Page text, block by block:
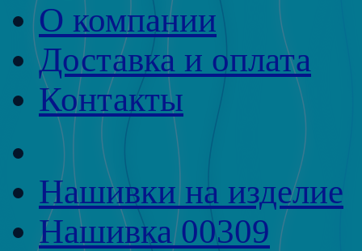
О компании
Доставка и оплата
Контакты
Нашивки на изделие
Нашивка 00309